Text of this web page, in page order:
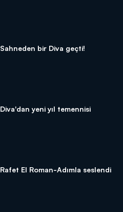
Sahneden bir Diva geçti!
Diva'dan yeni yıl temennisi
Rafet El Roman-Adımla seslendi